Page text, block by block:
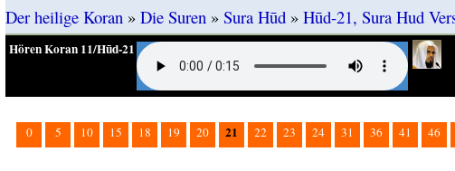
Der heilige Koran » Die Suren » Sura Hūd » Hūd-21, Sura Hud
Hören Koran 11/Hūd-21
0 5 10 15 18 19 20 21 22 23 24 31 36 41 46